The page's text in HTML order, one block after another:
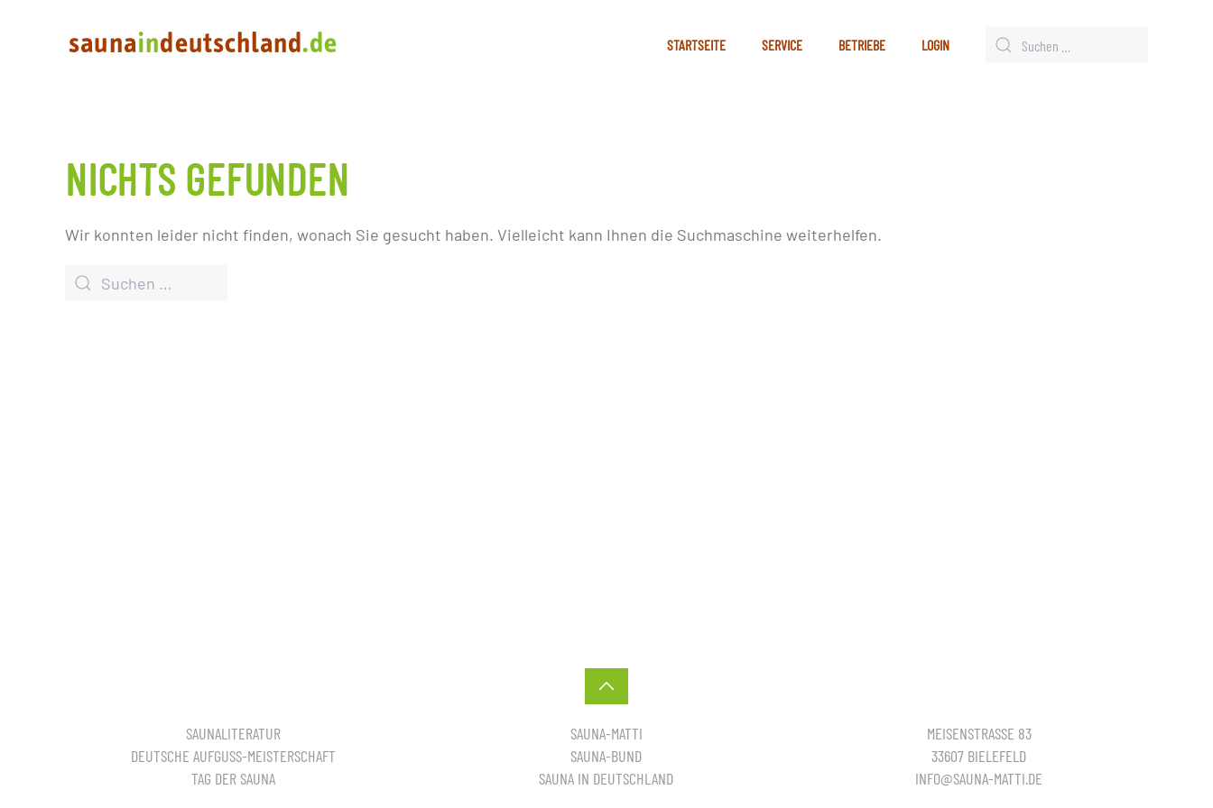
STARTSEITE SERVICE BETRIEBE LOGIN
NICHTS GEFUNDEN
Wir konnten leider nicht finden, wonach Sie gesucht haben. Vielleicht kann Ihnen die Suchmaschine weiterhelfen.
SAUNALITERATUR
DEUTSCHE AUFGUSS-MEISTERSCHAFT
TAG DER SAUNA
SAUNA-MATTI
SAUNA-BUND
SAUNA IN DEUTSCHLAND
MEISENSTRASSE 83
33607 BIELEFELD
INFO@SAUNA-MATTI.DE